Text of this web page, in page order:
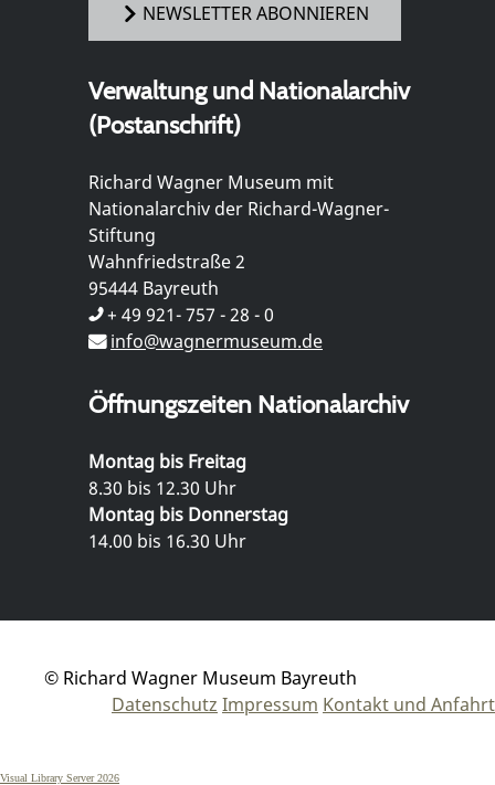
NEWSLETTER ABONNIEREN
Verwaltung und Nationalarchiv
(Postanschrift)
Richard Wagner Museum mit
Nationalarchiv der Richard-Wagner-
Stiftung
Wahnfriedstraße 2
95444 Bayreuth
+ 49 921- 757 - 28 - 0
info@wagnermuseum.de
Öffnungszeiten Nationalarchiv
Montag bis Freitag
8.30 bis 12.30 Uhr
Montag bis Donnerstag
14.00 bis 16.30 Uhr
© Richard Wagner Museum Bayreuth
Datenschutz Impressum Kontakt und Anfahrt
Visual Library Server 2026